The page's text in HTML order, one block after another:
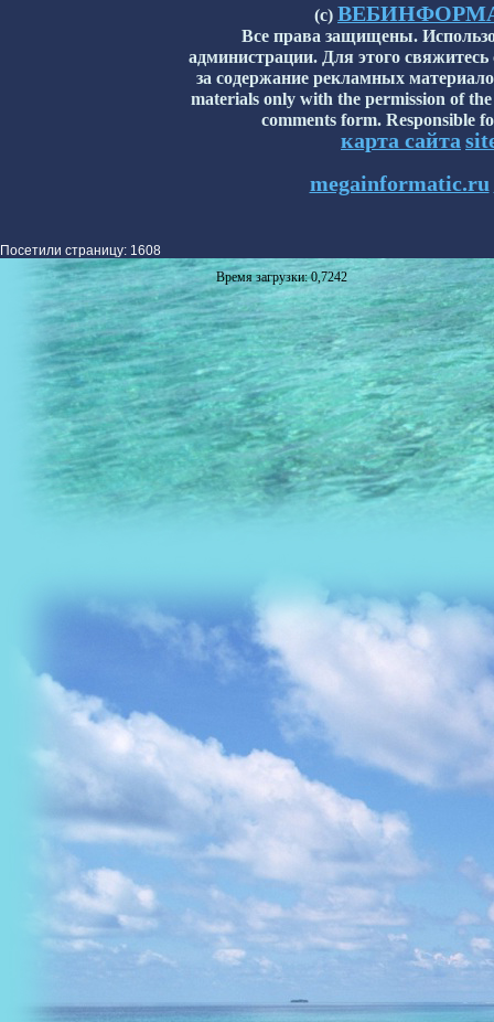
(с)
Все права защищены.
администрации. Для этого
за содержание рекламных
materials only with the permission of
comments form. Responsible
карта сайта
megainformatic.ru
Посетили страницу: 1608
Время загрузки: 0,7242